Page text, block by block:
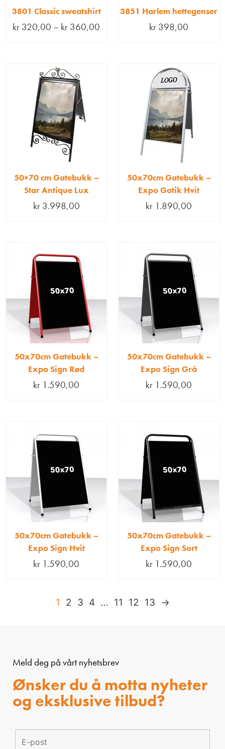
3801 Classic sweatshirt
kr 320,00 – kr 360,00
3851 Harlem hettegenser
kr 398,00
50×70 cm Gatebukk –
Star Antique Lux
kr3.998,00
50x70cm Gatebukk –
Expo Gotik Hvit
kr 1.890,00
50x70cm Gatebukk –
Expo Sign Rød
kr 1.590,00
50x70cm Gatebukk –
Expo Sign Grå
kr 1.590,00
50x70cm Gatebukk –
Expo Sign Hvit
kr 1.590,00
50x70cm Gatebukk –
Expo Sign Sort
kr 1.590,00
1 2 3 4 … 11 12 13 →
Meld deg på vårt nyhetsbrev
Ønsker du å motta nyheter
og eksklusive tilbud?